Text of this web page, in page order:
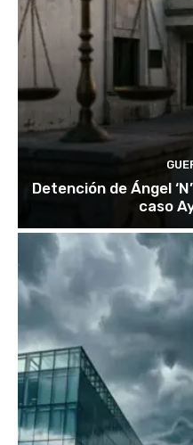
Detención de Ángel
caso